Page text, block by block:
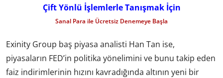
Çift Yönlü İşlemlerle Tanışmak İçin
Sanal Para ile Ücretsiz Denemeye Başla
Exinity Group baş piyasa analisti Han Tan ise,
piyasaların FED’in politika yönelimini ve bunu takip eden
faiz indirimlerinin hızını kavradığında altının yeni bir